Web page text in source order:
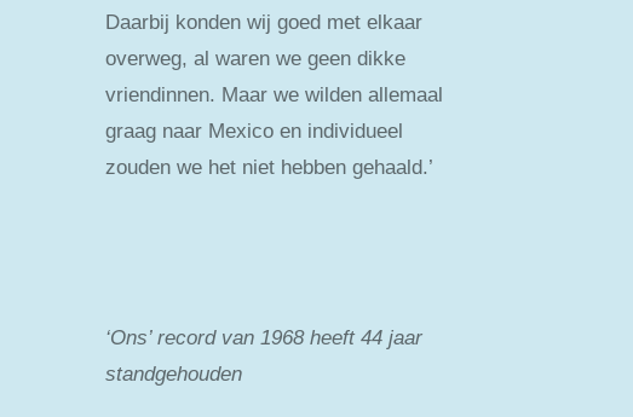
Daarbij konden wij goed met elkaar
overweg, al waren we geen dikke
vriendinnen. Maar we wilden allemaal
graag naar Mexico en individueel
zouden we het niet hebben gehaald.’
‘Ons’ record van 1968 heeft 44 jaar
standgehouden